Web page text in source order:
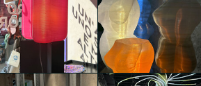
Lynk & Co presenta
"LYNES MILAN"
Isabella Erika
Schmalzbauer
Lynk & Co presenta
"LYNES MILAN"
Isabella Erika
Schmalzbauer